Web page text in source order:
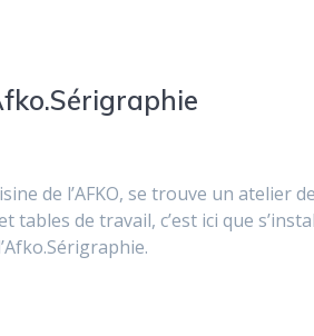
de l’AFKO, se trouve un atelier
tables de travail, c’est ici que